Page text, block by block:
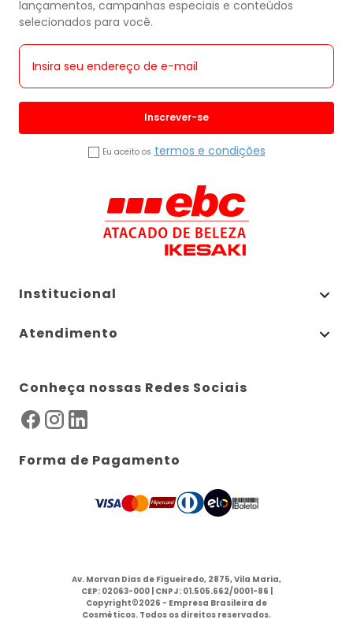
lançamentos, campanhas especiais e conteúdos
selecionados para você.
Inscrever-se
Eu aceito os termos e condições
Institucional
Atendimento
Conheça nossas Redes Sociais
Forma de Pagamento
Av. Morvan Dias de Figueiredo, 2875, Vila Maria,
CEP: 02063-000 | CNPJ: 01.505.662/0001-86 |
Copyright©2026 - Empresa Brasileira de
Cosméticos. Todos os direitos reservados.